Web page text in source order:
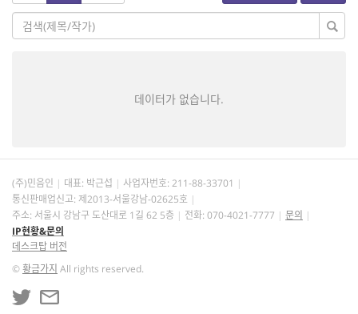
데이터가 없습니다.
(주)민음인 대표: 박근섭 사업자번호: 211-88-33701
통신판매업신고: 제2013-서울강남-02625호
주소: 서울시 강남구 도산대로 1길 62 5층
전화: 070-4021-7777
문의
IP현황&문의
데스크탑 버전
©황금가지 All rights reserved.